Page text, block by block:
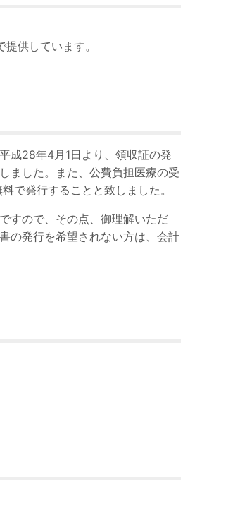
供しています。
成28年4月 1日より、領収証の発
ました。また、公費負担医療の受
で発行することと致しました。
すので、その点、御理解いただ
の発行を希望されない方は、会計